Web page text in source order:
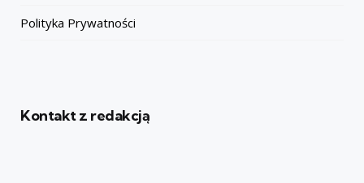
Polityka Prywatności
Kontakt z redakcją